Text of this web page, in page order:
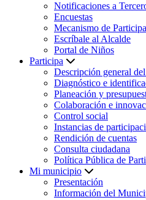
Notificaciones a
Encuestas
Mecanismo de
Escríbale al Alcalde
Portal de Niños
Participa
Descripción general
Diagnóstico e
Planeación y
Colaboración e
Control social
Instancias de
Rendición de cuentas
Consulta ciudadana
Política Pública de
Mi municipio
Presentación
Información del